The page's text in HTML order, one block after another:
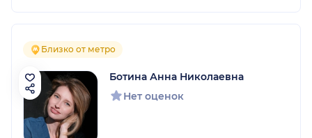
Близко от метро
Ботина Анна Николаевна
Нет оценок